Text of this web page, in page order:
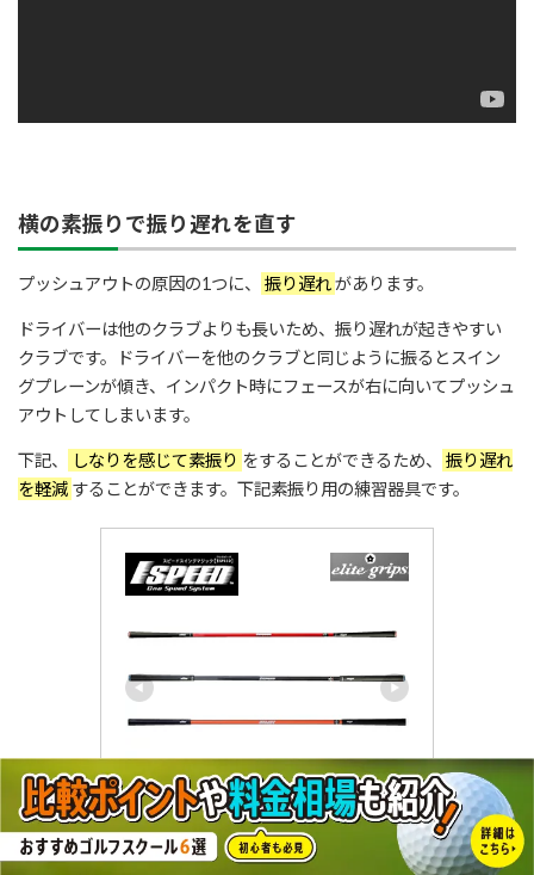
横の素振りで振り遅れを直す
プッシュアウトの原因の1つに、 振り遅れがあります。
ドライバーは他のクラブよりも長いため、振り遅れが起きやすい
クラブです。ドライバーを他のクラブと同じように振るとスイン
グプレーンが傾き、インパクト時にフェースが右に向いてプッシュ
アウトしてしまいます。
下記、 しなりを感じて素振り をすることができるため、
振り遅れ
を軽減 することができます。下記素振り用の練習器具です。
【【最大3900円OFFクーポ